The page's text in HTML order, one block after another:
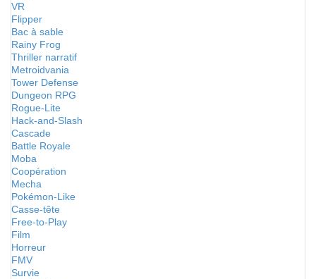
VR
Flipper
Bac à sable
Rainy Frog
Thriller narratif
Metroidvania
Tower Defense
Dungeon RPG
Rogue-Lite
Hack-and-Slash
Cascade
Battle Royale
Moba
Coopération
Mecha
Pokémon-Like
Casse-tête
Free-to-Play
Film
Horreur
FMV
Survie